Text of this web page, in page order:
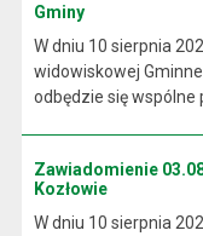
Gminy
W dniu 10 sierpnia
widowiskowej
odbędzie się wspólne
Zawiadomienie
Kozłowie
W dniu 10 sierpnia